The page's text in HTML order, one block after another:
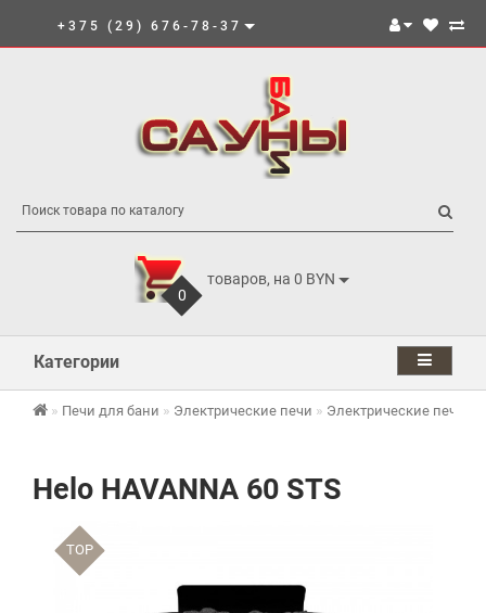
+375 (29) 676-78-37
0
товаров, на 0 BYN
Категории
Печи для бани Электрические печи Электрические печи
Helo HAVANNA 60 STS
TOP